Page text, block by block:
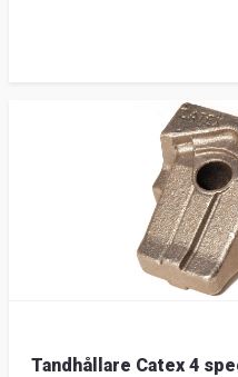
Tandhållare Catex 4